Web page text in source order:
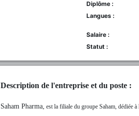
Diplôme :
Langues :
Salaire :
Statut :
Description de l'entreprise et du poste :
Saham Pharma, est la filiale du groupe Saham, dédiée à